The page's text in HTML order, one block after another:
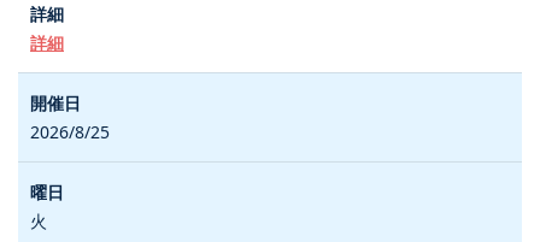
詳細
2026/8/25
火